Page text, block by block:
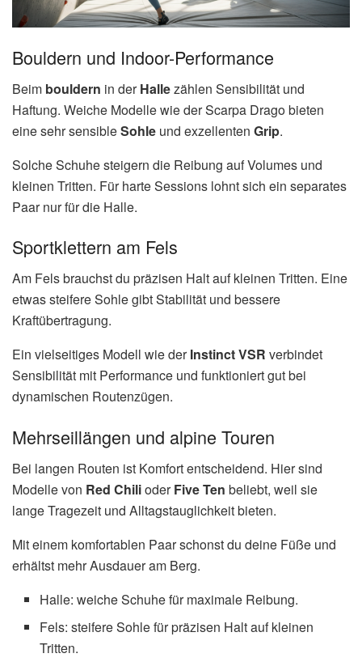
Bouldern und Indoor-Performance
Beim bouldern in derHallezählen Sensibilität und
Haftung. Weiche Modelle wie der Scarpa Drago bieten
eine sehr sensibleSohle und exzellenten Grip.
Solche Schuhe steigern die Reibung auf Volumes und
kleinen Tritten. Für harte Sessions lohnt sich ein separates
Paar nur für die Halle.
Sportklettern am Fels
Am Fels brauchst du präzisen Halt auf kleinen Tritten. Eine
etwas steifere Sohle gibt Stabilität und bessere
Kraftübertragung.
Ein vielseitiges Modell wie derInstinct VSR verbindet
Sensibilität mit Performance und funktioniert gut bei
dynamischen Routenzügen.
Mehrseillängen und alpine Touren
Bei langen Routen ist Komfort entscheidend. Hier sind
Modelle von Red ChilioderFive Ten beliebt, weil sie
lange Tragezeit und Alltagstauglichkeit bieten.
Mit einem komfortablen Paar schonst du deine Füße und
erhältst mehr Ausdauer am Berg.
Halle: weiche Schuhe für maximale Reibung.
Fels: steifere Sohle für präzisen Halt auf kleinen
Tritten.